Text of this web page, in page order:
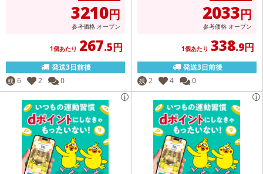
3210円
参考価格 オープン
1個あたり 267.5円
発送3日前後
残 6 2 0
2033円
参考価格 オープン
1個あたり 338.9円
発送3日前後
残 2 4 0